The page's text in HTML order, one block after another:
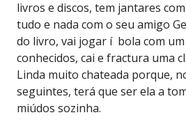
livros e discos, tem jantares
tudo e nada com o seu amigo
do livro, vai jogar í bola com
conhecidos, cai e fractura uma
Linda muito chateada porque,
seguintes, terá que ser ela a
miúdos sozinha.